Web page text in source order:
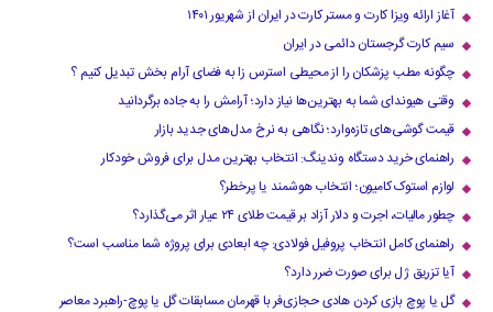
آغاز ارائه ویزا کارت و مستر کارت در ایران از شهریور ۱۴۰۱
سیم کارت گرجستان دائمی در ایران
چگونه مطب پزشکان را از محیطی استرس زا به فضای آرام بخش تبدیل کنیم ؟
وقتی هیوندای شما به بهترین‌ها نیاز دارد؛ آرامش را به جاده برگردانید
قیمت گوشی‌های تازه‌وارد؛ نگاهی به نرخ مدل‌های جدید بازار
راهنمای خرید دستگاه وندینگ: انتخاب بهترین مدل برای فروش خودکار
لوازم استوک کامیون؛ انتخاب هوشمند یا پرخطر؟
چطور مالیات، اجرت و دلار آزاد بر قیمت طلای ۲۴ عیار اثر می‌گذارد؟
راهنمای کامل انتخاب پروفیل فولادی: چه ابعادی برای پروژه شما مناسب است؟
آیا تزریق ژل برای صورت ضرر دارد​؟
گل یا پوچ بازی کردن هادی حجازی‌فر با قهرمان مسابقات گل یا پوچ-راهبرد معاصر